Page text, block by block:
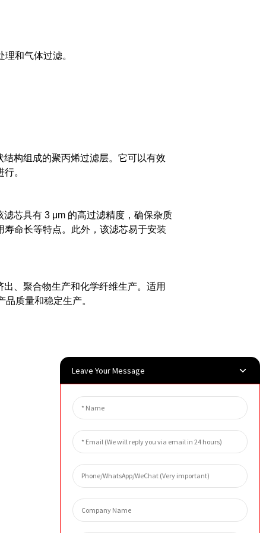
和气体过滤。
构组成的聚丙烯过滤层。 它可以有效
。
滤芯具有 3 μm 的高过滤精度，确保杂质
命长等特点。 此外，该滤芯易于安装
、聚合物生产和化学纤维生产。 适用
质量和稳定生产。
Leave Your Message